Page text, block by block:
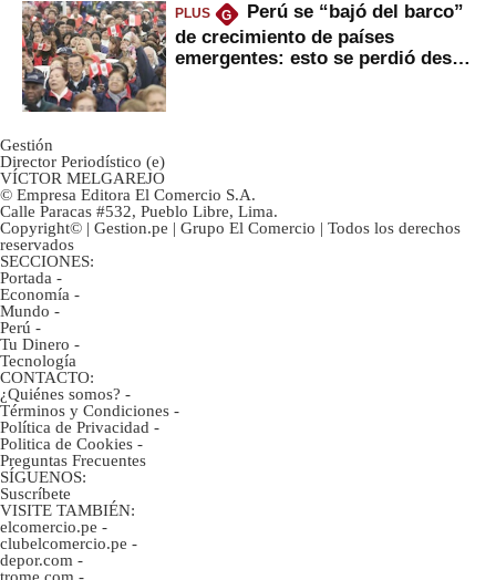
PLUS G
Perú se “bajó del barco”
de crecimiento de países
emergentes: esto se perdió desde
Gestión
Director Periodístico (e)
VÍCTOR MELGAREJO
© Empresa Editora El Comercio S.A.
Calle Paracas #532, Pueblo Libre, Lima.
Copyright© | Gestion.pe | Grupo El Comercio | Todos los derechos
reservados
SECCIONES:
Portada -
Economía -
Mundo -
Perú -
Tu Dinero -
Tecnología
CONTACTO:
¿Quiénes somos? -
Términos y Condiciones -
Política de Privacidad -
Politica de Cookies -
Preguntas Frecuentes
SÍGUENOS:
Suscríbete
VISITE TAMBIÉN:
elcomercio.pe -
clubelcomercio.pe -
depor.com -